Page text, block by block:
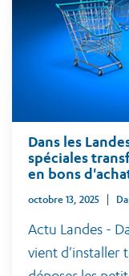
Dans les
spéciales
en bons
octobre 13, 2025
Actu Landes -
vient d'installer